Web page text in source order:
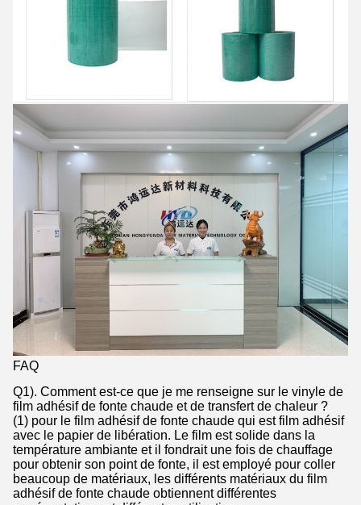
FAQ
Q1). Comment est-ce que je me renseigne sur le vinyle de
film adhésif de fonte chaude et de transfert de chaleur ?
(1) pour le film adhésif de fonte chaude qui est film adhésif
avec le papier de libération. Le film est solide dans la
température ambiante et il fondrait une fois de chauffage
pour obtenir son point de fonte, il est employé pour coller
beaucoup de matériaux, les différents matériaux du film
adhésif de fonte chaude obtiennent différentes